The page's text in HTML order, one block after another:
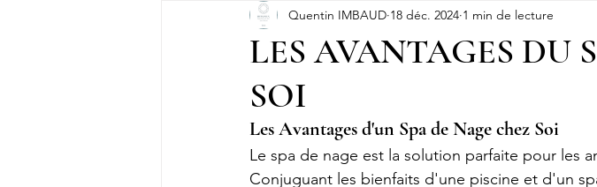
LES AVANTAGES DU
SOI
Quentin IMBAUD 18 déc. 2024 1 min de lecture
Les Avantages d'un Spa de Nage chez Soi
Le spa de nage est la solution parfaite pour les
Conjuguant les bienfaits d'une piscine et d'un